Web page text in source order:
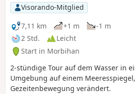
Visorando-Mitglied
7,11 km
+1 m
-1 m
2 Std.
Leicht
Start in Morbihan
2-stündige Tour auf dem Wasser in
Umgebung auf einem
Gezeitenbewegung verändert.